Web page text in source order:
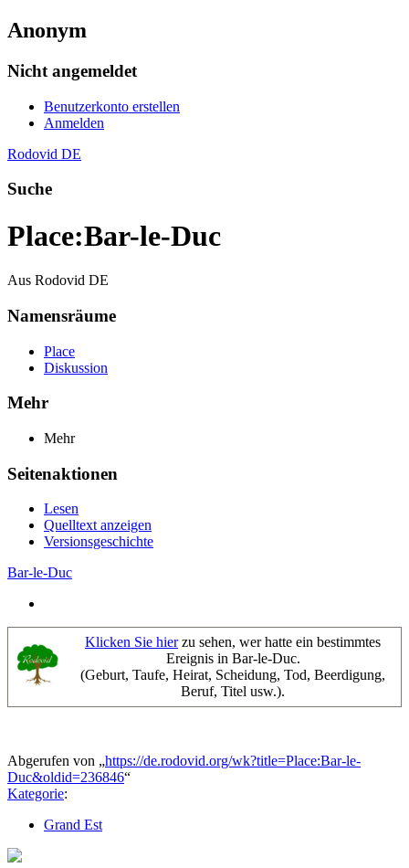
Anonym
Nicht angemeldet
Benutzerkonto erstellen
Anmelden
Rodovid DE
Suche
Place:Bar-le-Duc
Aus Rodovid DE
Namensräume
Place
Diskussion
Mehr
Mehr
Seitenaktionen
Lesen
Quelltext anzeigen
Versionsgeschichte
Bar-le-Duc
Klicken Sie hierzu sehen, wer hatte ein bestimmtes
Ereignis in Bar-le-Duc.
(Geburt, Taufe, Heirat, Scheidung, Tod, Beerdigung,
Beruf, Titel usw.).
Abgerufen von „https://de.rodovid.org/wk?title=Place:Bar-le-
Duc&oldid=236846“
Kategorie:
Grand Est